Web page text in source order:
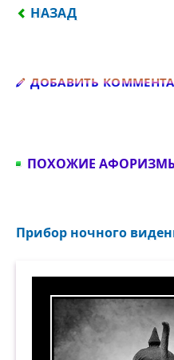
ПРЕДЫДУЩИЙ:
НАЗАД
ДОБАВИТЬ
ПОХОЖИЕ
Прибор ночного